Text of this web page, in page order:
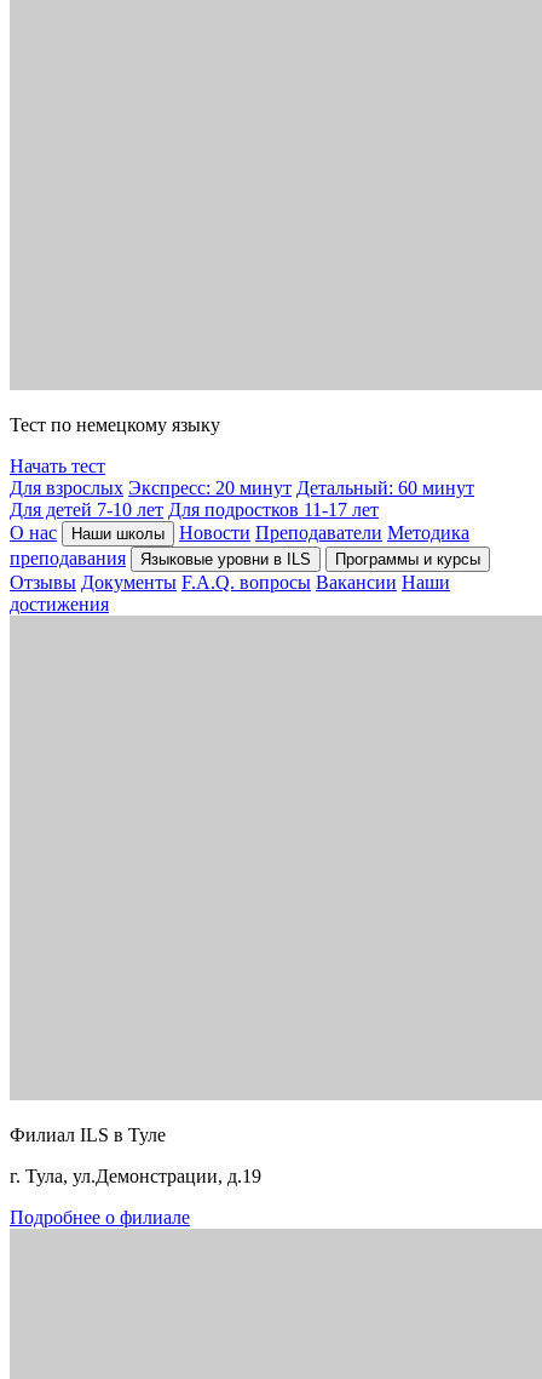
Тест по немецкому языку
Начать тест
Для взрослых Экспресс: 20 минут Детальный: 60 минут
Для детей 7-10 лет Для подростков 11-17 лет
О нас
Наши школы Новости Преподаватели Методика
преподавания
Языковые уровни в ILS Программы и курсы
Отзывы Документы F.A.Q. вопросы Вакансии Наши
достижения
Филиал ILS в Туле
г. Тула, ул.Демонстрации, д.19
Подробнее о филиале